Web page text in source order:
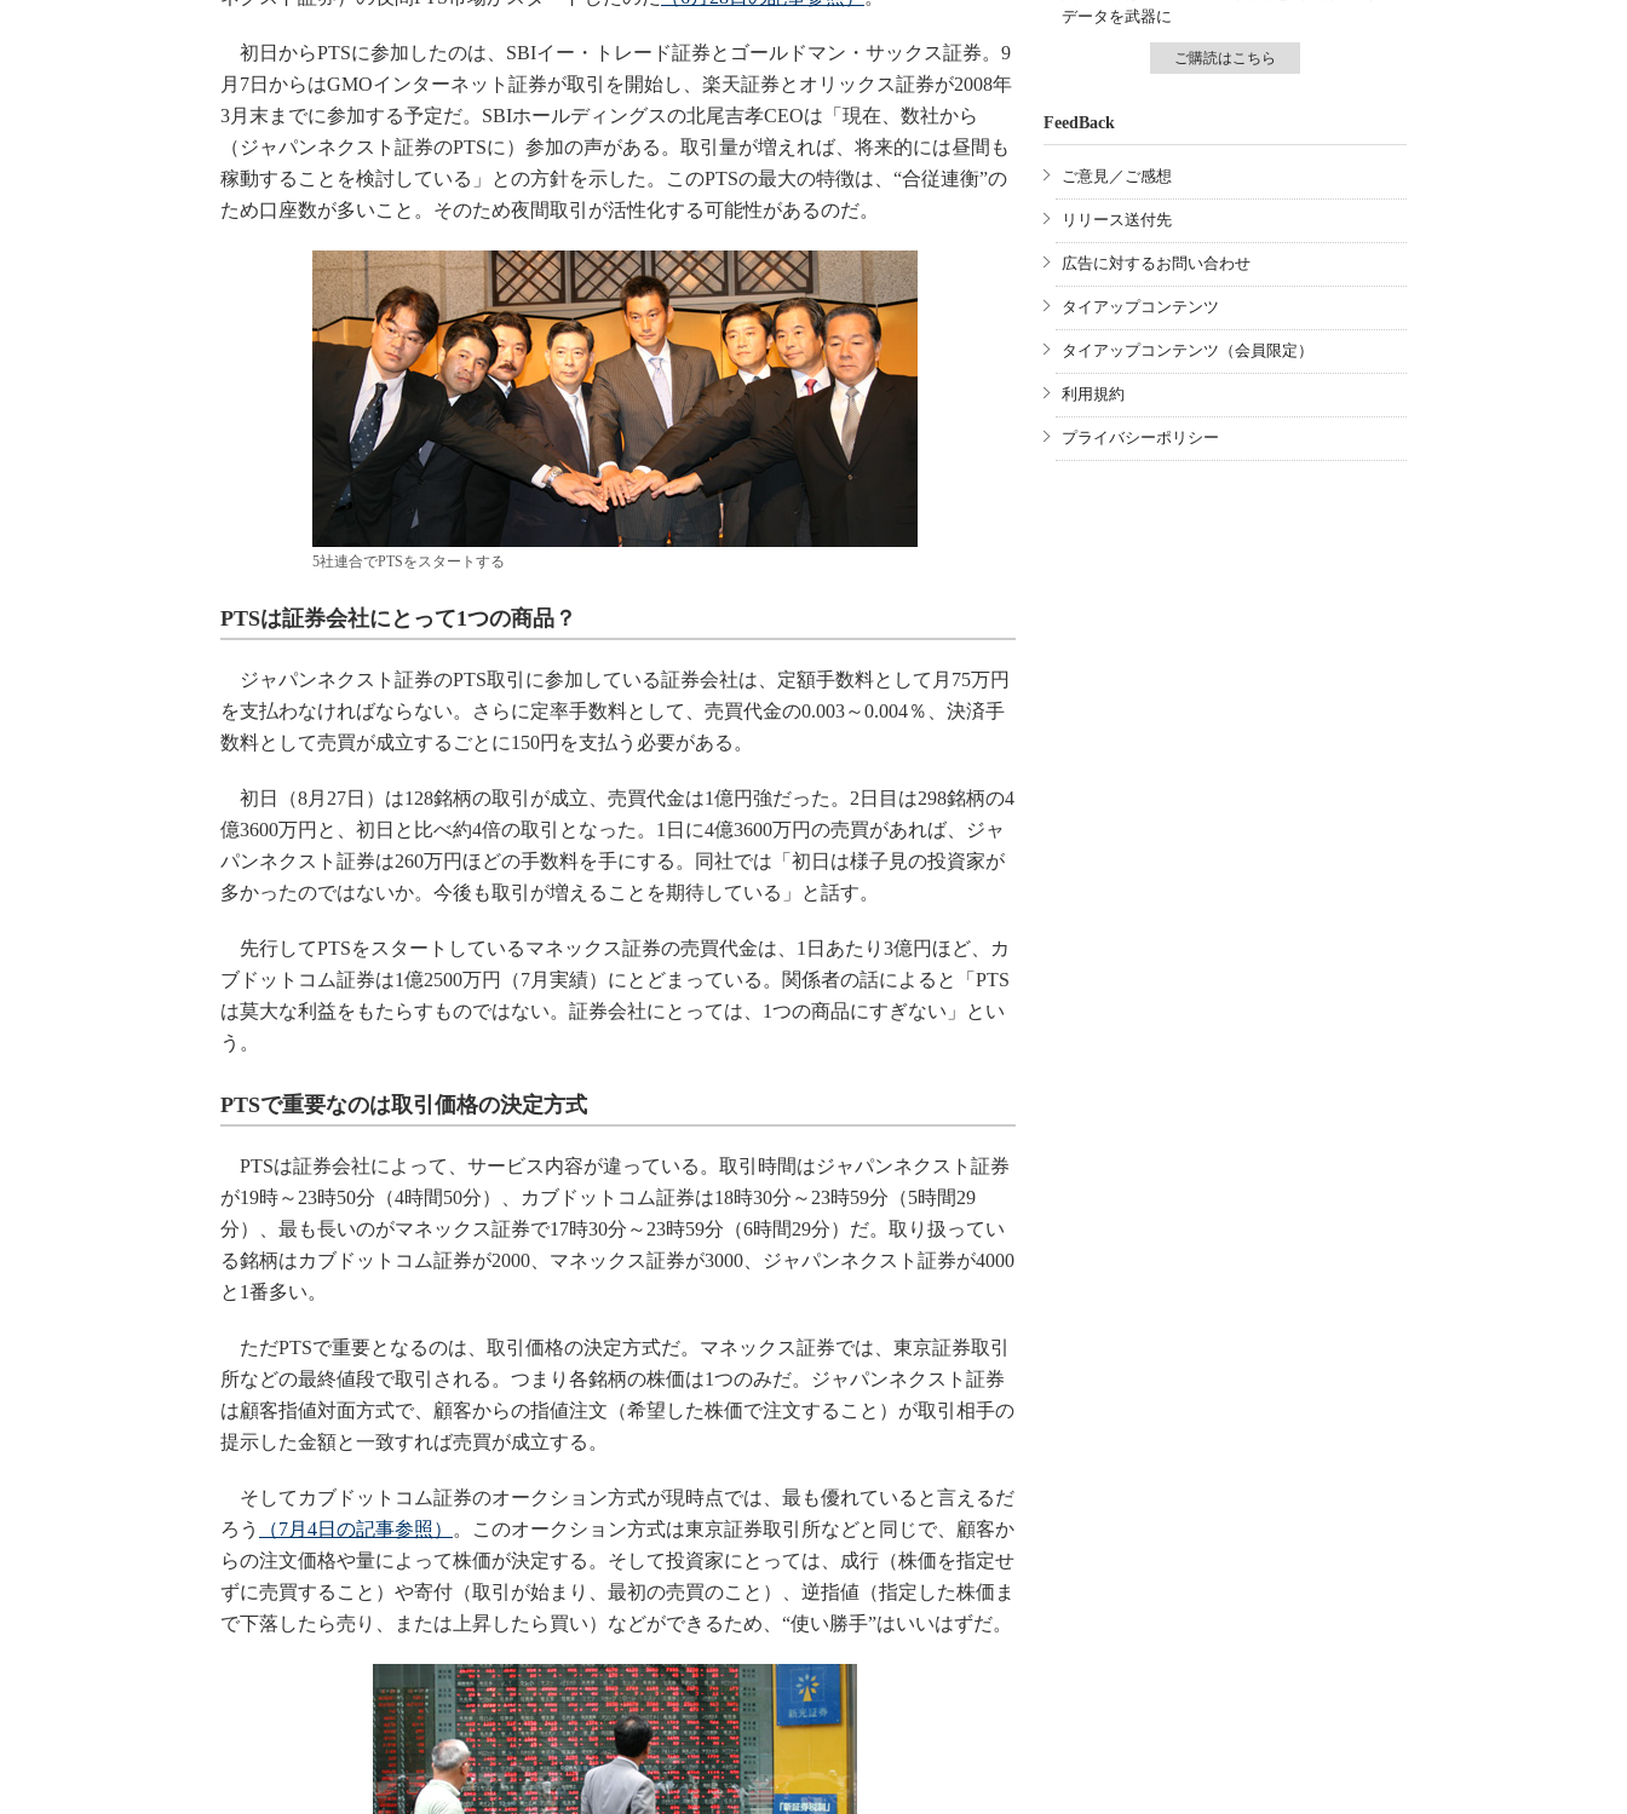
初日からPTSに参加したのは、SBIイー・トレード証券とゴールドマン・サックス証券。9
月7日からはGMOインターネット証券が取引を開始し、楽天証券とオリックス証券が2008年
3月末までに参加する予定だ。SBIホールディングスの北尾吉孝CEOは「現在、数社から
（ジャパンネクスト証券のPTSに）参加の声がある。取引量が増えれば、将来的には昼間も
稼動することを検討している」との方針を示した。このPTSの最大の特徴は、“合従連衡”の
ため口座数が多いこと。そのため夜間取引が活性化する可能性があるのだ。
5社連合でPTSをスタートする
PTSは証券会社にとって1つの商品？
ジャパンネクスト証券のPTS取引に参加している証券会社は、定額手数料として月75万円
を支払わなければならない。さらに定率手数料として、売買代金の0.003～0.004％、決済手
数料として売買が成立するごとに150円を支払う必要がある。
初日（8月27日）は128銘柄の取引が成立、売買代金は1億円強だった。2日目は298銘柄の4
億3600万円と、初日と比べ約4倍の取引となった。1日に4億3600万円の売買があれば、ジャ
パンネクスト証券は260万円ほどの手数料を手にする。同社では「初日は様子見の投資家が
多かったのではないか。今後も取引が増えることを期待している」と話す。
先行してPTSをスタートしているマネックス証券の売買代金は、1日あたり3億円ほど、カ
ブドットコム証券は1億2500万円（7月実績）にとどまっている。関係者の話によると「PTS
は莫大な利益をもたらすものではない。証券会社にとっては、1つの商品にすぎない」とい
う。
PTSで重要なのは取引価格の決定方式
PTSは証券会社によって、サービス内容が違っている。取引時間はジャパンネクスト証券
が19時～23時50分（4時間50分）、カブドットコム証券は18時30分～23時59分（5時間29
分）、最も長いのがマネックス証券で17時30分～23時59分（6時間29分）だ。取り扱ってい
る銘柄はカブドットコム証券が2000、マネックス証券が3000、ジャパンネクスト証券が4000
と1番多い。
ただPTSで重要となるのは、取引価格の決定方式だ。マネックス証券では、東京証券取引
所などの最終値段で取引される。つまり各銘柄の株価は1つのみだ。ジャパンネクスト証券
は顧客指値対面方式で、顧客からの指値注文（希望した株価で注文すること）が取引相手の
提示した金額と一致すれば売買が成立する。
そしてカブドットコム証券のオークション方式が現時点では、最も優れていると言えるだ
ろう
（7月4日の記事参照）
。このオークション方式は東京証券取引所などと同じで、顧客か
らの注文価格や量によって株価が決定する。そして投資家にとっては、成行（株価を指定せ
ずに売買すること）や寄付（取引が始まり、最初の売買のこと）、逆指値（指定した株価ま
で下落したら売り、または上昇したら買い）などができるため、“使い勝手”はいいはずだ。
データを武器に
ご購読はこちら
FeedBack
ご意見／ご感想
リリース送付先
広告に対するお問い合わせ
タイアップコンテンツ
タイアップコンテンツ（会員限定）
利用規約
プライバシーポリシー